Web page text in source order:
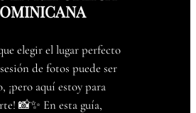
elegir el lugar perfecto
de fotos puede ser
¡pero aquí estoy para
📸✨ En esta guía,